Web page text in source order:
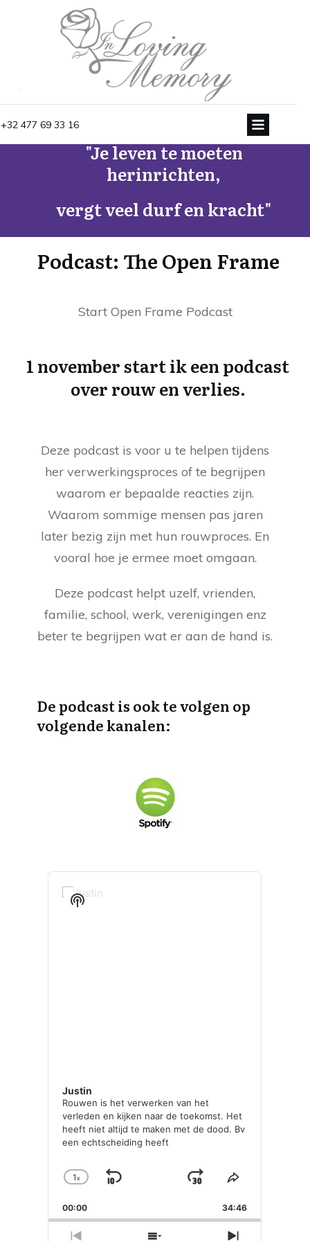
+32 477 69 33 16
"Je leven te moeten
herinrichten,
vergt veel durf en kracht"
Podcast: The Open Frame
Start Open Frame Podcast
1 november start ik een podcast
over rouw en verlies.
Deze podcast is voor u te helpen tijdens
her verwerkingsproces of te begrijpen
waarom er bepaalde reacties zijn.
Waarom sommige mensen pas jaren
later bezig zijn met hun rouwproces. En
vooral hoe je ermee moet omgaan.
Deze podcast helpt uzelf, vrienden,
familie, school, werk, verenigingen enz
beter te begrijpen wat er aan de hand is.
De podcast is ook te volgen op
volgende kanalen:
Audio
Player
Justin
Rouwen is het verwerken van het
verleden en kijken naar de toekomst. Het
heeft niet altijd te maken met de dood. Bv
een echtscheiding heeft
Change
Rate
1x
Skip
PlayJump
Forward
Share
Episode
00:00 34:46
Show